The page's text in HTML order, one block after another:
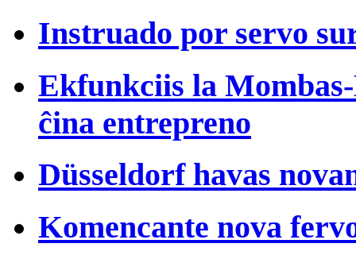
Instruado por servo
Ekfunkciis la
ĉina entrepreno
Düsseldorf havas
Komencante nova